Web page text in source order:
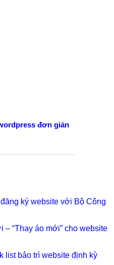
ký website với Bộ Công
– “Thay áo mới” cho website
list bảo trì website định kỳ
đơn giản